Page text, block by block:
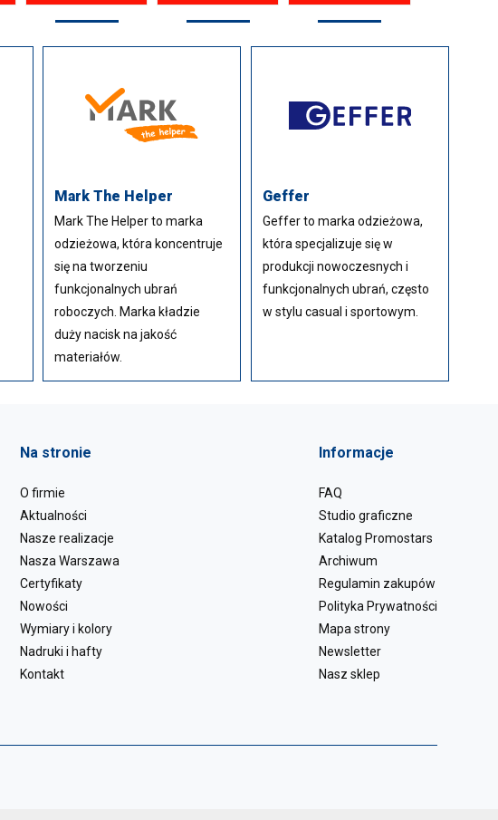
Mark The Helper
Mark The Helper to marka
odzieżowa, która koncentruje
się na tworzeniu
funkcjonalnych ubrań
roboczych. Marka kładzie
duży nacisk na jakość
materiałów.
Geffer
Geffer to marka odzieżowa,
która specjalizuje się w
produkcji nowoczesnych i
funkcjonalnych ubrań, często
w stylu casual i sportowym.
Na stronie
O firmie
Aktualności
Nasze realizacje
Nasza Warszawa
Certyfikaty
Nowości
Wymiary i kolory
Nadruki i hafty
Kontakt
Informacje
FAQ
Studio graficzne
Katalog Promostars
Archiwum
Regulamin zakupów
Polityka Prywatności
Mapa strony
Newsletter
Nasz sklep